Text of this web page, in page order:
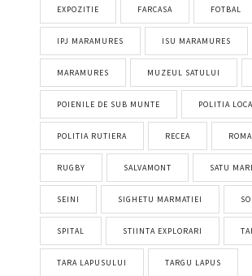
EXPOZITIE FARCASA FOTBAL
IPJ MARAMURES ISU MARAMURES
MARAMURES MUZEUL SATULUI
POIENILE DE SUB MUNTE POLITIA
POLITIA RUTIERA RECEA
RUGBY SALVAMONT SATU
SEINI SIGHETU MARMATIEI
SPITAL STIINTA EXPLORARI
TARA LAPUSULUI TARGU LAPUS